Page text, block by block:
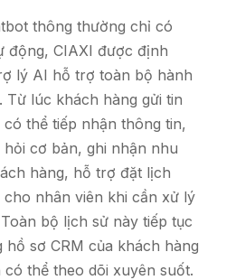
thông thường chỉ có
động, CIAXI được định
lý AI hỗ trợ toàn bộ hành
Từ lúc khách hàng gửi tin
thể tiếp nhận thông tin,
cơ bản, ghi nhận nhu
hàng, hỗ trợ đặt lịch
nhân viên khi cần xử lý
bộ lịch sử này tiếp tục
sơ CRM của khách hàng
thể theo dõi xuyên suốt.